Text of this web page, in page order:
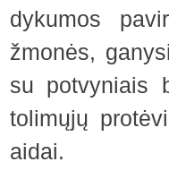
dykumos
žmonės,
su potvyniais
tolimųjų
aidai.